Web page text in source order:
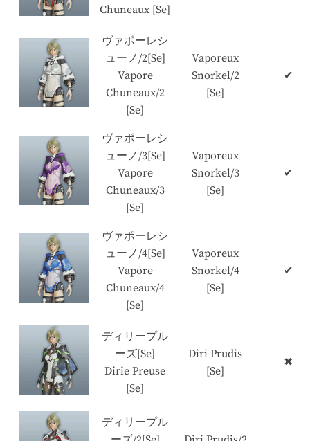
Chuneaux [Se]
ヴァポーレシ
ューノ/2[Se]
Vapore
Chuneaux/2
[Se]
Vaporeux
Snorkel/2
[Se]
✔
ヴァポーレシ
ューノ/3[Se]
Vapore
Chuneaux/3
[Se]
Vaporeux
Snorkel/3
[Se]
✔
ヴァポーレシ
ューノ/4[Se]
Vapore
Chuneaux/4
[Se]
Vaporeux
Snorkel/4
[Se]
✔
ディリープル
ーズ[Se]
Dirie Preuse
[Se]
Diri Prudis
[Se]
✖
ディリープル